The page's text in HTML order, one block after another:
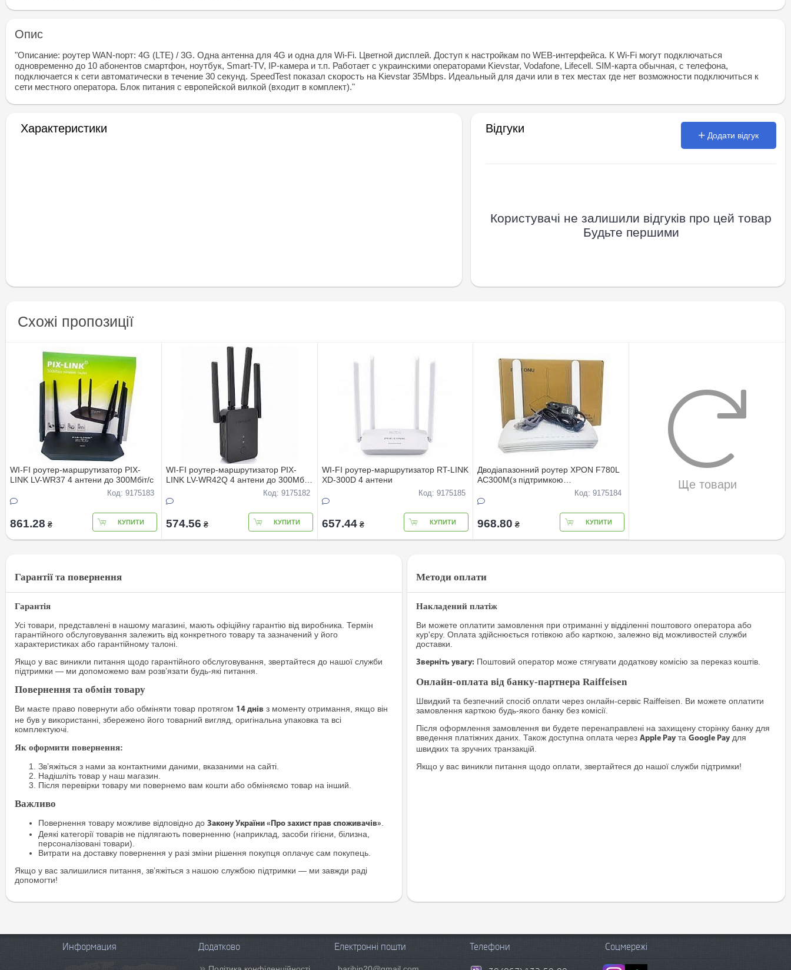
Опис
"Описание: роутер WAN-порт: 4G (LTE) / 3G. Одна антенна для 4G и одна для Wi-Fi. Цветной дисплей. Доступ к настройкам по WEB-интерфейса. К Wi-Fi могут подключаться
одновременно до 10 абонентов смартфон, ноутбук, Smart-TV, IP-камера и т.п. Работает с украинскими операторами Kievstar, Vodafone, Lifecell. SIM-карта обычная, с телефона,
подключается к сети автоматически в течение 30 секунд. SpeedTest показал скорость на Kievstar 35Mbps. Идеальный для дачи или в тех местах где нет возможности подключиться к
сети местного оператора. Блок питания с европейской вилкой (входит в комплект)."
Характеристики Відгуки
Додати відгук
Користувачі не залишили відгуків про цей товар
Будьте першими
Схожі пропозиції
WI-FI роутер-маршрутизатор PIX-
LINK LV-WR37 4 антени до 300Мбiт/с
Код: 9175183
861.28 ₴ КУПИТИ
WI-FI роутер-маршрутизатор PIX-
LINK LV-WR42Q 4 антени до 300Мбiт/
Код: 9175182
574.56 ₴ КУПИТИ
WI-FI роутер-маршрутизатор RT-LINK
XD-300D 4 антени
Код: 9175185
657.44 ₴ КУПИТИ
Дводiапазонний роутер XPON F780L
AC300M(з пiдтримкою
оптоволоконного iнтернету)Код: 9175184
968.80 ₴ КУПИТИ
Ще товари
Гарантії та повернення
Гарантія
Усі товари, представлені в нашому магазині, мають офіційну гарантію від виробника. Термін
гарантійного обслуговування залежить від конкретного товару та зазначений у його
характеристиках або гарантійному талоні.
Якщо у вас виникли питання щодо гарантійного обслуговування, звертайтеся до нашої служби
підтримки — ми допоможемо вам розв’язати будь-які питання.
Повернення та обмін товару
Ви маєте право повернути або обміняти товар протягом 14 днів з моменту отримання, якщо він
не був у використанні, збережено його товарний вигляд, оригінальна упаковка та всі
комплектуючі.
Як оформити повернення:
Зв’яжіться з нами за контактними даними, вказаними на сайті.
Надішліть товар у наш магазин.
Після перевірки товару ми повернемо вам кошти або обміняємо товар на інший.
Важливо
Повернення товару можливе відповідно до Закону України «Про захист прав споживачів»
Деякі категорії товарів не підлягають поверненню (наприклад, засоби гігієни, білизна,
персоналізовані товари).
Витрати на доставку повернення у разі зміни рішення покупця оплачує сам покупець.
Якщо у вас залишилися питання, зв’яжіться з нашою службою підтримки — ми завжди раді
допомогти!
Методи оплати
Накладений платіж
Ви можете оплатити замовлення при отриманні у відділенні поштового оператора або
кур'єру. Оплата здійснюється готівкою або карткою, залежно від можливостей служби
доставки.
Зверніть увагу: Поштовий оператор може стягувати додаткову комісію за переказ коштів.
Онлайн-оплата від банку-партнера Raiffeisen
Швидкий та безпечний спосіб оплати через онлайн-сервіс Raiffeisen. Ви можете оплатити
замовлення карткою будь-якого банку без комісії.
Після оформлення замовлення ви будете перенаправлені на захищену сторінку банку для
введення платіжних даних. Також доступна оплата черезApple Pay таGoogle Pay для
швидких та зручних транзакцій.
Якщо у вас виникли питання щодо оплати, звертайтеся до нашої служби підтримки!
Информация Додатково Електронні пошти Телефони Соцмережі